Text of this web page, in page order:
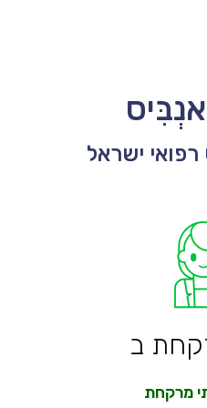
ישראל
ב
מרקחת